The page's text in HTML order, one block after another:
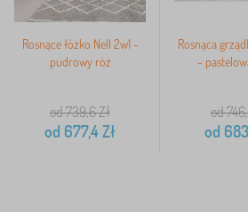
Rosnące łóżko Nell 2w1 -
pudrowy róż
od 739,6Zł
od 677,4Zł
Rosnąca
-
od
od